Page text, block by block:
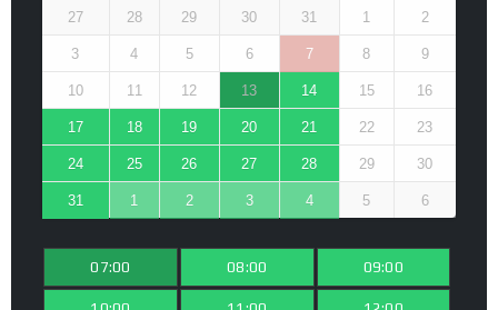
27 28 29 30 31 1 2
3 4 5 6 7 8 9
10 11 12 13 14 15 16
17 18 19 20 21 22 23
24 25 26 27 28 29 30
31 1 2 3 4 5 6
07:00 08:00 09:00